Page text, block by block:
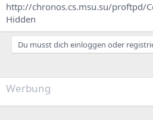
http://chronos.cs.msu.su/proftpd/
Hidden
Du musst dich einloggen oder
Werbung